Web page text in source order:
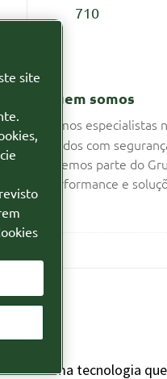
710
Quem somos
Somos especialistas
fluidos com
fazemos parte do
performance e
uma tecnologia
site